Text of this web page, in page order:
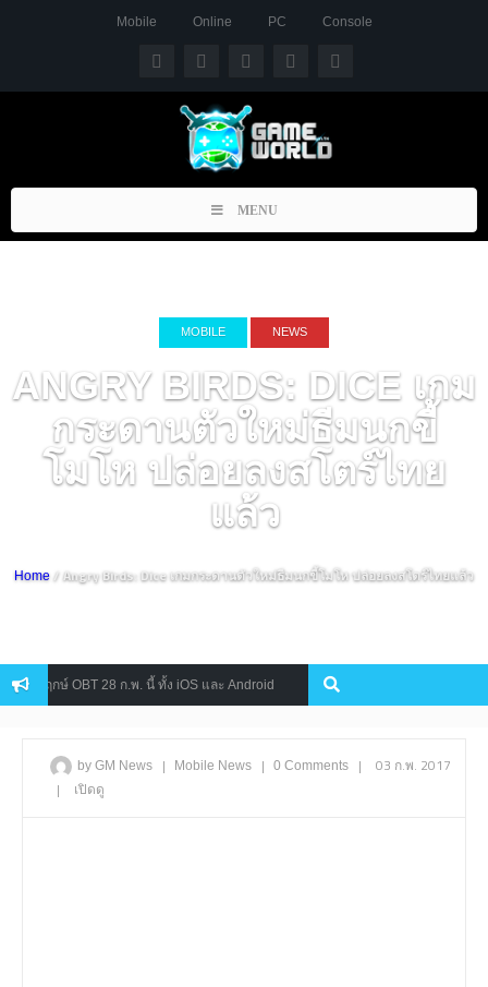
Mobile Online PC Console
Toggle
navigation
MENU
MOBILE NEWS
ANGRY BIRDS: DICE เกม
กระดานตัวใหม่ธีมนกขี้
โมโห ปล่อยลงสโตร์ไทย
แล้ว
Home / Angry Birds: Dice เกมกระดานตัวใหม่ธีมนกขี้โมโห ปล่อยลงสโตร์ไทยแล้ว
ะฤกษ์ OBT 28 ก.พ. นี้ ทั้ง iOS และ Android Console
by GM News | Mobile News | 0 Comments |
03 ก.พ. 2017
|
เปิดดู